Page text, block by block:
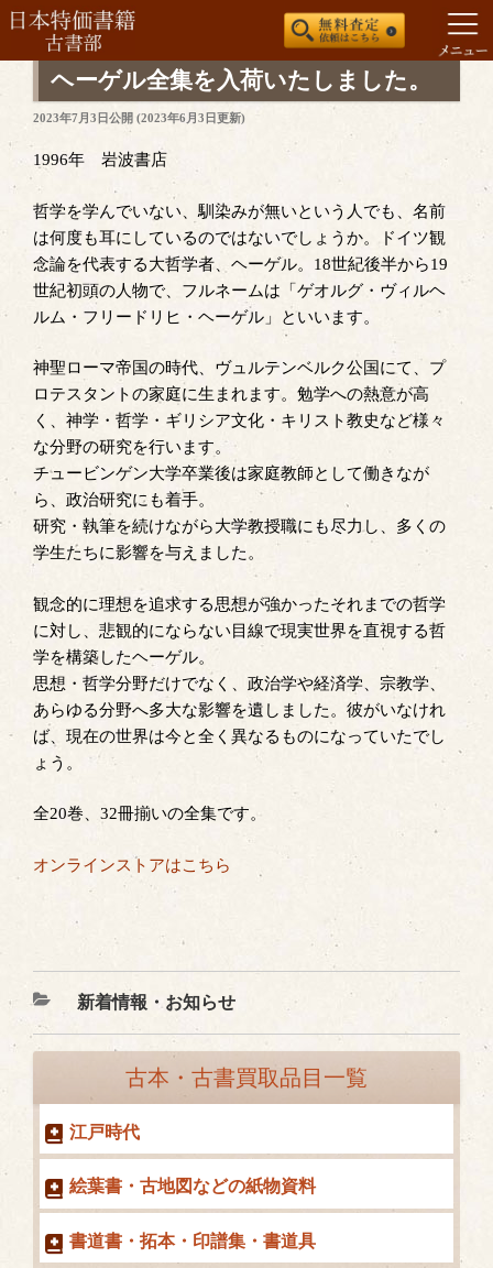
プ
ヘーゲル全集を入荷いたしました。
投
日:
2023年7月3日公開 (2023年6月3日更新)
1996年 岩波書店
哲学を学んでいない、馴染みが無いという人でも、名前
は何度も耳にしているのではないでしょうか。ドイツ観
念論を代表する大哲学者、ヘーゲル。18世紀後半から19
世紀初頭の人物で、フルネームは「ゲオルグ・ヴィルヘ
ルム・フリードリヒ・ヘーゲル」といいます。
神聖ローマ帝国の時代、ヴュルテンベルク公国にて、プ
ロテスタントの家庭に生まれます。勉学への熱意が高
く、神学・哲学・ギリシア文化・キリスト教史など様々
な分野の研究を行います。
チュービンゲン大学卒業後は家庭教師として働きなが
ら、政治研究にも着手。
研究・執筆を続けながら大学教授職にも尽力し、多くの
学生たちに影響を与えました。
観念的に理想を追求する思想が強かったそれまでの哲学
に対し、悲観的にならない目線で現実世界を直視する哲
学を構築したヘーゲル。
思想・哲学分野だけでなく、政治学や経済学、宗教学、
あらゆる分野へ多大な影響を遺しました。彼がいなけれ
ば、現在の世界は今と全く異なるものになっていたでし
ょう。
全20巻、32冊揃いの全集です。
オンラインストアはこちら
カ
テ
新着情報・お知らせ
古本・古書買取品目一覧
江戸時代
絵葉書・古地図などの紙物資料
書道書・拓本・印譜集・書道具